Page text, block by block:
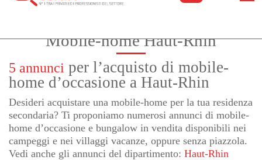
Filtra i risultati
Mobile-home Haut-Rhin
5 annunci per l’acquisto di mobile-
home d’occasione a Haut-Rhin
Desideri acquistare una mobile-home per la tua residenza
secondaria? Ti proponiamo numerosi annunci di mobile-
home d’occasione e bungalow in vendita disponibili nei
campeggi e nei villaggi vacanze, oppure senza piazzola.
Vedi anche gli annunci del dipartimento: Haut-Rhin